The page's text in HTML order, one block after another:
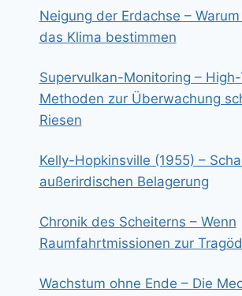
Neigung der Erdachse –
das Klima bestimmen
Supervulkan-Monitoring –
Methoden zur Überwachung
Riesen
Kelly-Hopkinsville (1955) –
außerirdischen Belagerung
Chronik des Scheiterns – Wenn
Raumfahrtmissionen zur
Wachstum ohne Ende – Die